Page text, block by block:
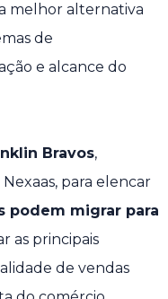
melhor alternativa
de
e alcance do
Bravos,
para elencar
podem migrar para
as principais
de vendas